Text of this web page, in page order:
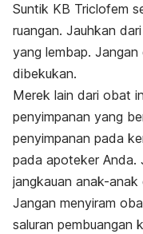
Suntik KB Triclofem
ruangan. Jauhkan
yang lembap.
dibekukan.
Merek lain dari obat
penyimpanan yang
penyimpanan pada
pada apoteker Anda.
jangkauan anak-
Jangan menyiram
saluran pembuangan